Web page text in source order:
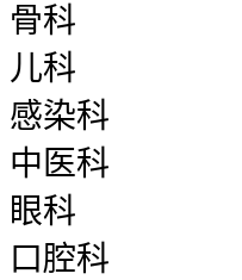
骨科
儿科
感染科
中医科
眼科
口腔科